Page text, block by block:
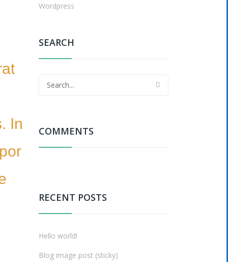
In
Wordpress
SEARCH
COMMENTS
RECENT POSTS
Hello world!
Blog image post (sticky)